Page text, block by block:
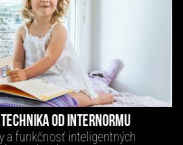
OD INTERNORMU
a funkčnosť inteligentných